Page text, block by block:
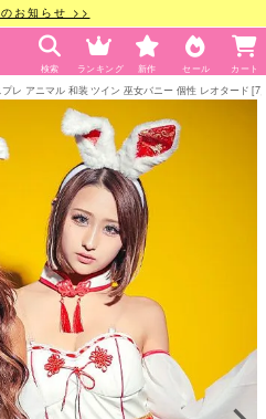
お知らせ >>
検索 ランキング 新作 セール カート
プレ アニマル 和装 ツイン 巫女バニー 個性 レオタード